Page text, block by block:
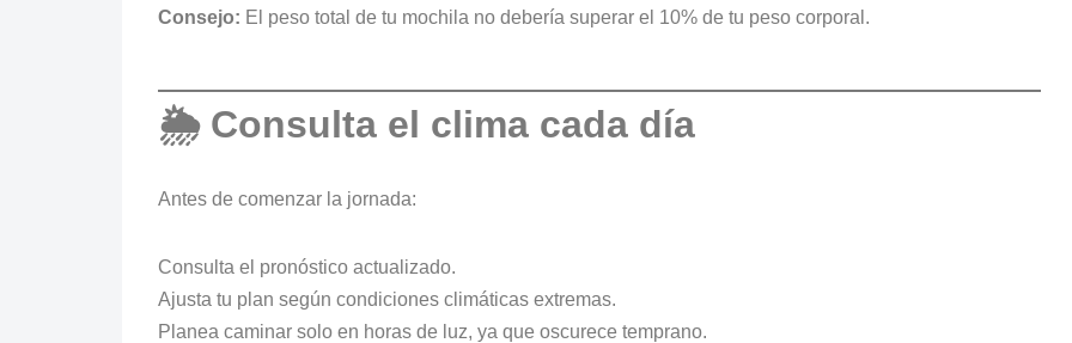
Consejo: El peso total de tu mochila no debería superar el 10% de tu peso corporal.
🌦️ Consulta el clima cada día
Antes de comenzar la jornada:
Consulta el pronóstico actualizado.
Ajusta tu plan según condiciones climáticas extremas.
Planea caminar solo en horas de luz, ya que oscurece temprano.